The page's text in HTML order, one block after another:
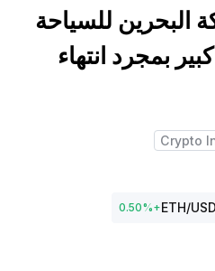
للسياحة
بمجرد انتهاء
ETH/
+
0.50%